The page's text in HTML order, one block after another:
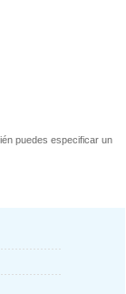
puedes especificar un